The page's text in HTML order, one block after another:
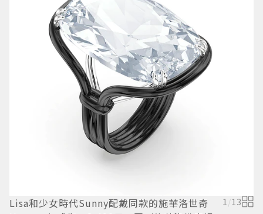
Lisa和少女時代Sunny配戴同款的施華洛世奇
1/13